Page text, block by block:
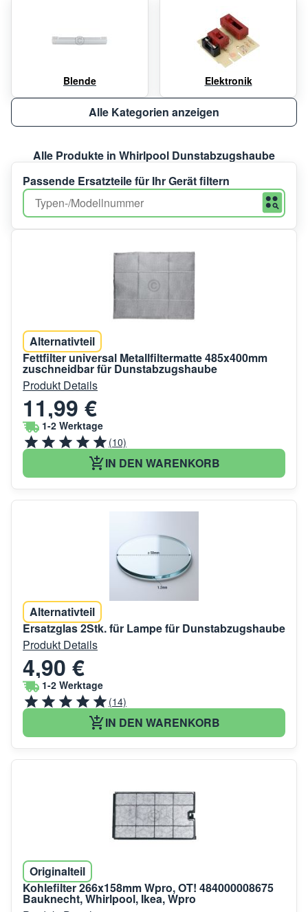
Blende Elektronik
Alle Kategorien anzeigen
Alle Produkte in Whirlpool Dunstabzugshaube
Passende Ersatzteile für Ihr Gerät filtern
Alternativteil
Fettfilter universal Metallfiltermatte 485x400mm
zuschneidbar für Dunstabzugshaube
Produkt Details
11,99 €
1-2 Werktage
(10)
IN DEN WARENKORB
Alternativteil
Ersatzglas 2Stk. für Lampe für Dunstabzugshaube
Produkt Details
4,90 €
1-2 Werktage
(14)
IN DEN WARENKORB
Originalteil
Kohlefilter 266x158mm Wpro, OT! 484000008675
Bauknecht, Whirlpool, Ikea, Wpro